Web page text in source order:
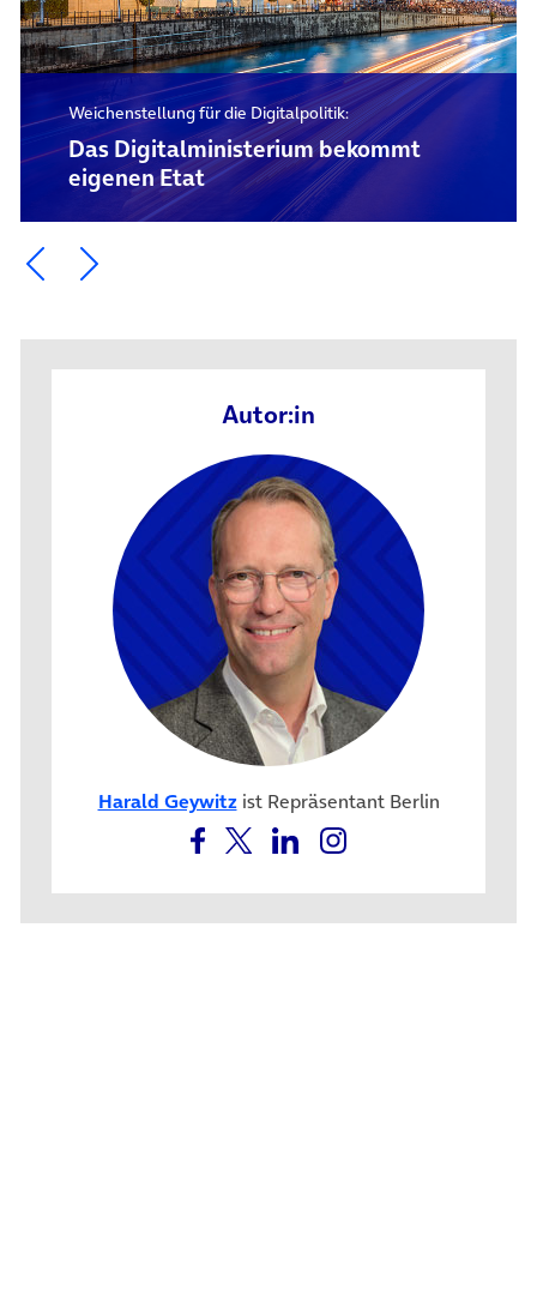
Weichenstellung für die Digitalpolitik:
Das Digital­ministerium bekommt
eigenen Etat
Ein Element zurück blättern
Ein Element weiter blättern
Autor:in
Harald Geywitzist Repräsentant Berlin